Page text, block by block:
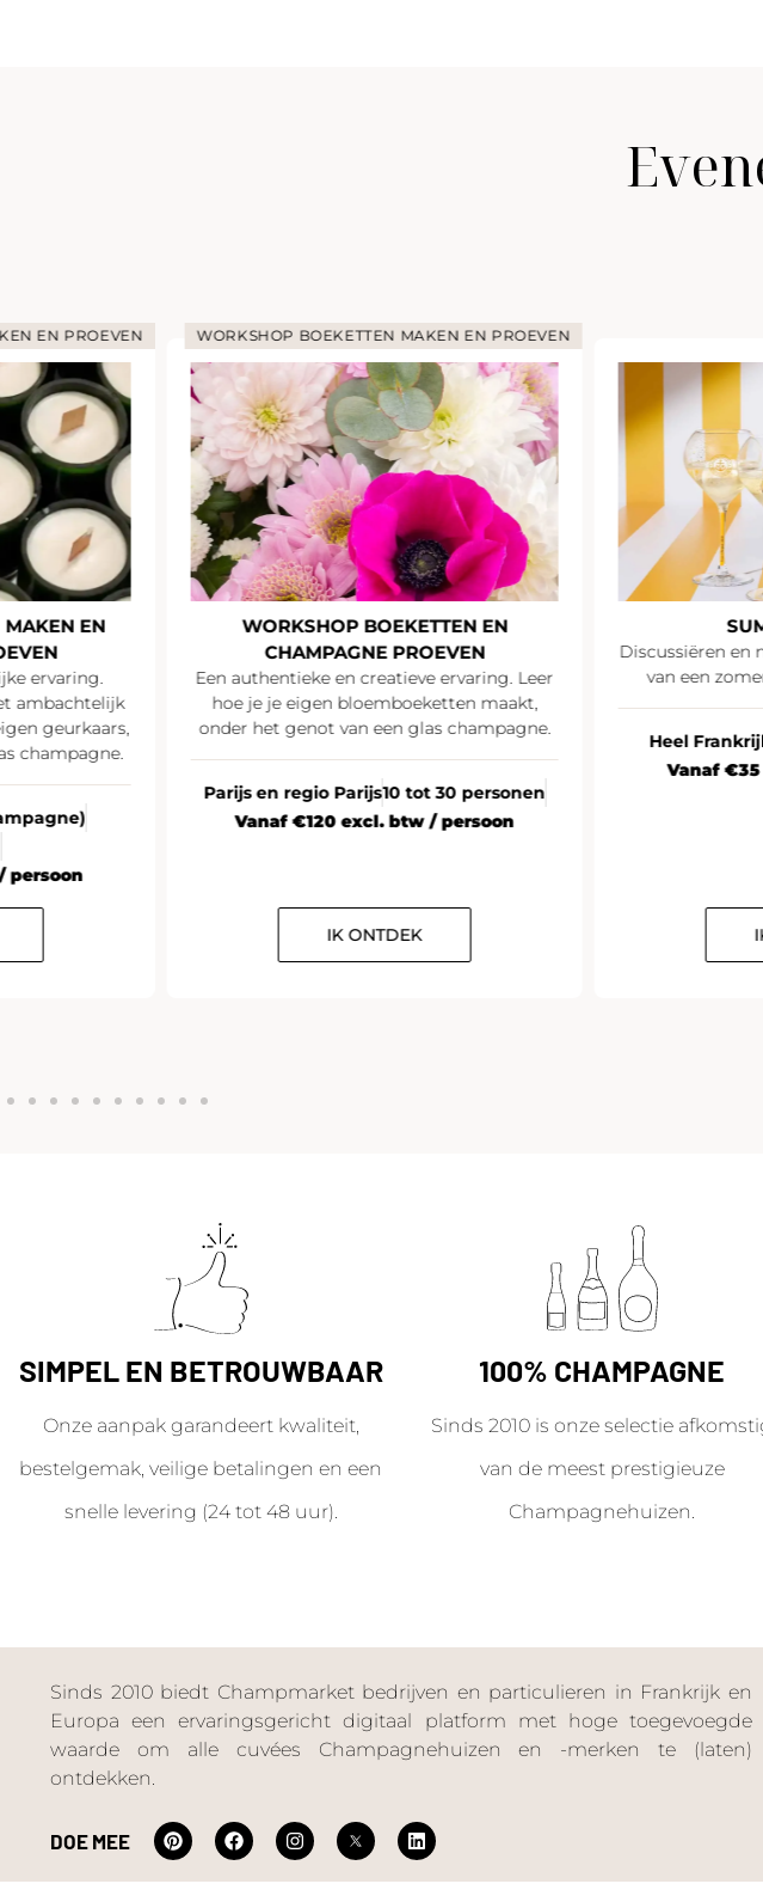
PROEVEN
EN
WORKSHOP BOEKETTEN MAKEN EN PROEVEN
WORKSHOP BOEKETTEN EN
CHAMPAGNE PROEVEN
Een authentieke en creatieve ervaring. Leer
hoe je je eigen bloemboeketten maakt,
onder het genot van een glas champagne.
Parijs en regio Parijs10 tot 30 personen
Vanaf €120 excl. btw / persoon
IK ONTDEK
Discussiëren en
van een
Heel Frankrijk20
Vanaf €35
IK
SIMPEL EN BETROUWBAAR
Onze aanpak garandeert kwaliteit,
bestelgemak, veilige betalingen en een
snelle levering (24 tot 48 uur).
100% CHAMPAGNE
Sinds 2010 is onze selectie
van de meest prestigieuze
Champagnehuizen.
Sinds 2010 biedt Champmarket bedrijven en particulieren in Frankrijk en
Europa een ervaringsgericht digitaal platform met hoge toegevoegde
waarde om alle cuvées Champagnehuizen en -merken te (laten)
ontdekken.
DOE MEE